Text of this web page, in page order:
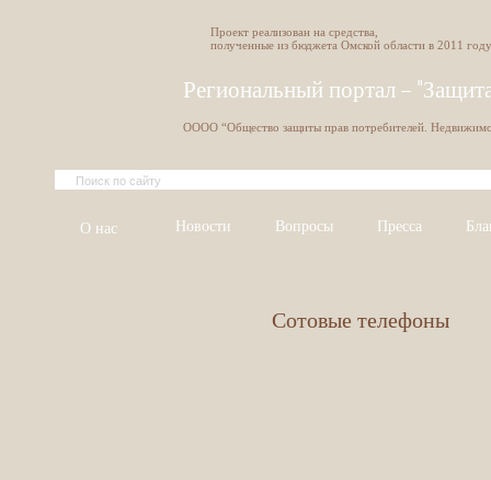
Проект реализован на средства,
полученные из бюджета Омской области в 2011
Региональный портал -
ОООО “Общество защиты прав потребителей.
О нас Новости Вопросы Пресса
Сотовые телефоны